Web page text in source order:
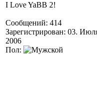
I Love YaBB 2!
Сообщений: 414
Зарегистрирован: 03.
2006
Пол: